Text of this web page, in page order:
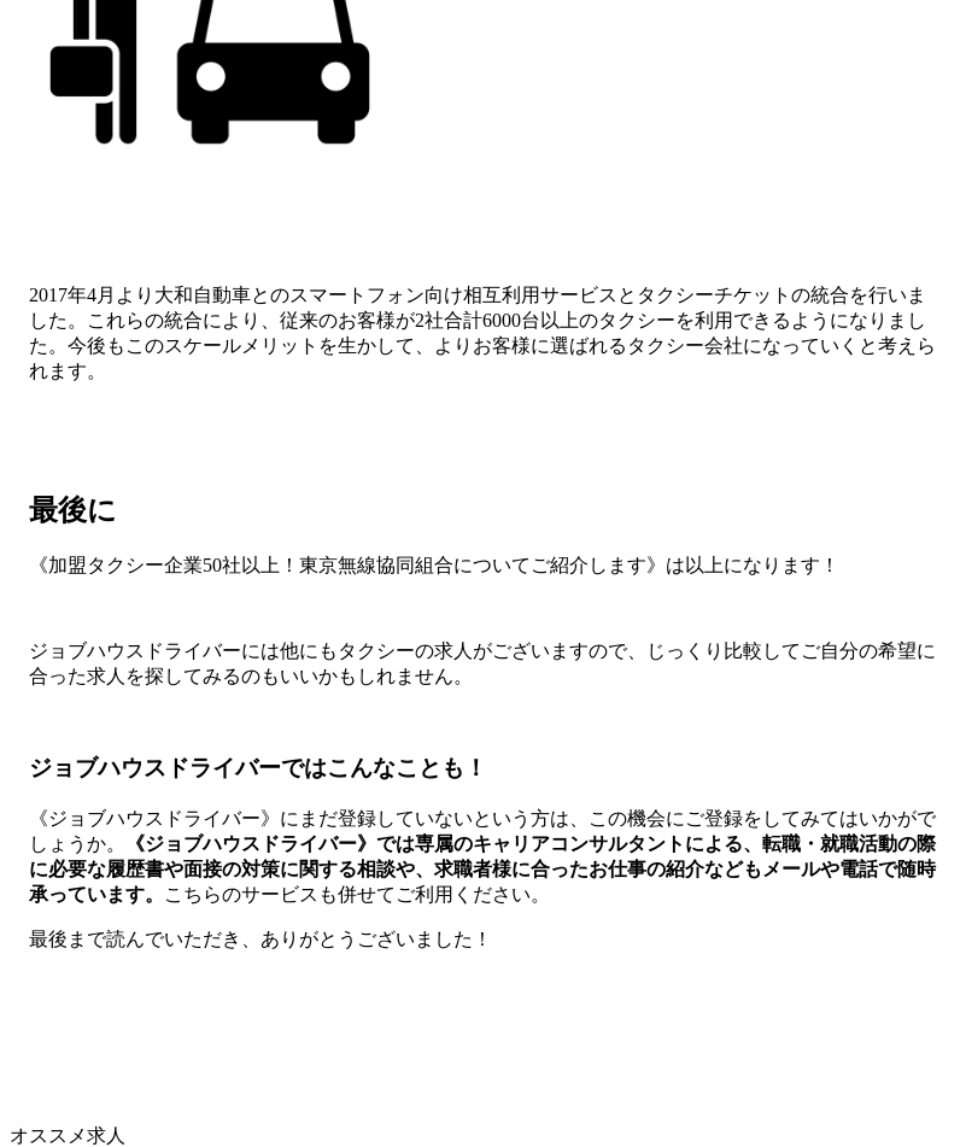
2017年4月より大和自動車とのスマートフォン向け相互利用サービスとタクシーチケットの統合を行いま
した。これらの統合により、従来のお客様が2社合計6000台以上のタクシーを利用できるようになりまし
た。今後もこのスケールメリットを生かして、よりお客様に選ばれるタクシー会社になっていくと考えら
れます。
最後に
《加盟タクシー企業50社以上！東京無線協同組合についてご紹介します》は以上になります！
ジョブハウスドライバーには他にもタクシーの求人がございますので、じっくり比較してご自分の希望に
合った求人を探してみるのもいいかもしれません。
ジョブハウスドライバーではこんなことも！
《ジョブハウスドライバー》にまだ登録していないという方は、この機会にご登録をしてみてはいかがで
しょうか。
《ジョブハウスドライバー》では専属のキャリアコンサルタントによる、転職・就職活動の際
に必要な履歴書や面接の対策に関する相談や、求職者様に合ったお仕事の紹介などもメールや電話で随時
承っています。
こちらのサービスも併せてご利用ください。
最後まで読んでいただき、ありがとうございました！
オススメ求人